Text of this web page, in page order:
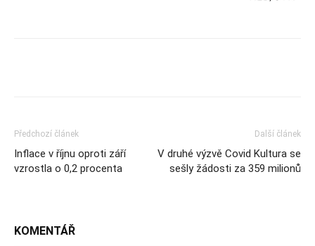
Předchozí článek
Inflace v říjnu oproti září
vzrostla o 0,2 procenta
Další článek
V druhé výzvě Covid Kultura se
sešly žádosti za 359 milionů
KOMENTÁŘ